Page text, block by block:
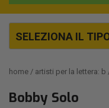
SELEZIONA IL
home artisti per la lettera: b
Bobby Solo